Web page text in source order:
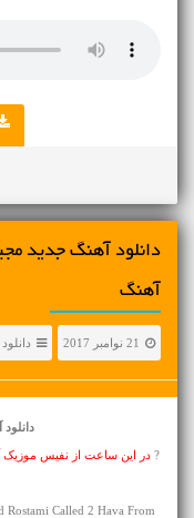
آهنگ
21 نوامبر 2017
? در این ساعت از نفیس موزیک
Called 2 Hava From